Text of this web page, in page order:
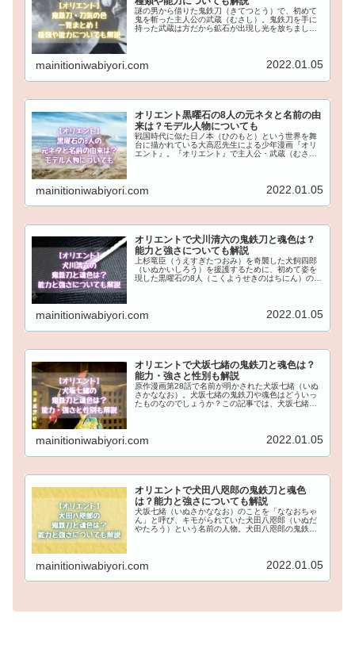
謎の男から借りた鬼鉄刀（きてつとう）で、初めて
鬼を斬った主人公の武蔵（むさし）。鬼鉄刀を手に
持った武蔵は方だから鉱石が出現し光を放ちました
てもネタバレで解説していきます！
mainitioniwabiyori.com 2022.01.05
オリエント黒曜石の8人の元ネタと名前の由
来は？モデル人物についても
戦国時代に似た日ノ本（ひのもと）という世界を舞
台に描かれている大高忍先生による少年漫画『オリ
エント』。『オリエント』で主人公・武蔵（むさ
と名前の由来を解説しモデル人物についてもま...
mainitioniwabiyori.com 2022.01.05
オリエントで犬川清六の鬼鉄刀と魂色は？
能力と強さについても解説
上杉竜臣（うえすぎたつおみ）を奇襲した犬飼四郎
（いぬかいしろう）を援護するために、初めて姿を
現した黒曜石の8人（こくようせきのはちにん）のひ
なのかネタバレし、能力と強さについても解説し...
mainitioniwabiyori.com 2022.01.05
オリエントで犬坂七緒の鬼鉄刀と魂色は？
能力・強さと性別も解説
原作漫画第28話で名前が明かされた犬坂七緒（いぬ
さかななお）。犬坂七緒の鬼鉄刀や魂色はどういっ
たものなのでしょうか？この記事では、犬坂七緒の
mainitioniwabiyori.com 2022.01.05
オリエントで犬田八咫郎の鬼鉄刀と魂色
は？能力と強さについても解説
犬坂七緒（いぬさかななお）のことを「ななおちゃ
ん」と呼び、キモがられていた犬田八咫郎（いぬだ
やたろう）という名前の人物。犬田八咫郎の鬼鉄刀
オリエントのもっと詳しい情報はこちら↓から！...
mainitioniwabiyori.com 2022.01.05